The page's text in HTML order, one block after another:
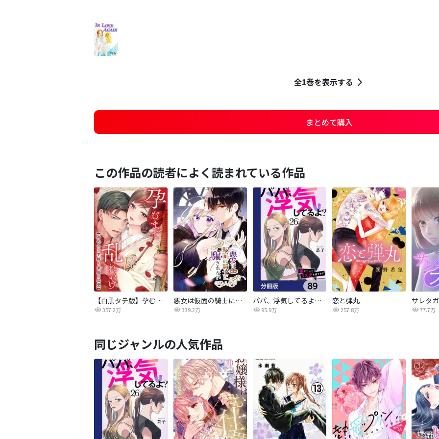
全1巻を表示する
まとめて購入
この作品の読者によく読まれている作品
【白黒タテ版】孕むまで乱れいけ～身代わり花嫁と軍服の猛愛
357.2万
悪女は仮面の騎士に騙されない
339.2万
パパ、浮気してるよ？娘と二人でクズ夫を捨てます【分冊版】
95.9万
恋と弾丸
257.8万 77.7万
同じジャンルの人気作品